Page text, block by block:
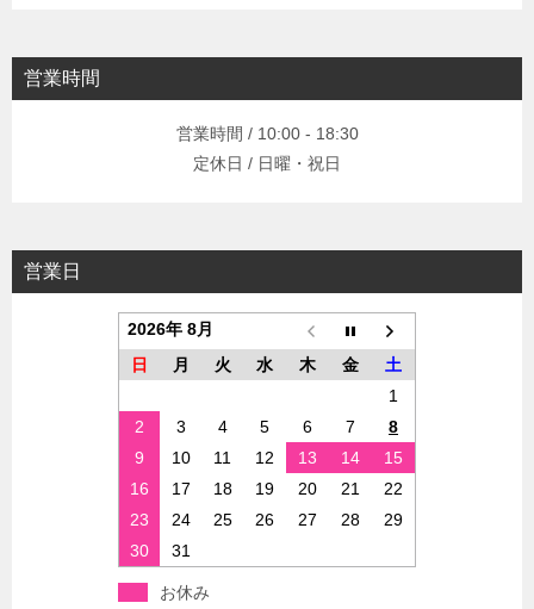
営業時間
営業時間 / 10:00 - 18:30
定休日 / 日曜・祝日
営業日
2026年 8月
日
月 火 水 木 金
土
1
2
3 4 5 6 7
8
9
10 11 12 13 14
15
16
17 18 19 20 21
22
23
24 25 26 27 28
29
30
31
お休み